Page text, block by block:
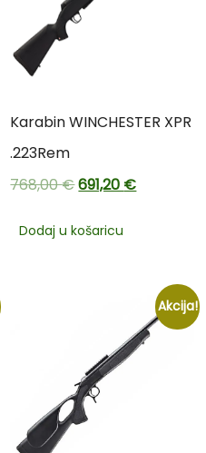
Karabin WINCHESTER XPR
.223Rem
768,00€691,20 €
Dodaj u košaricu
Akcija!